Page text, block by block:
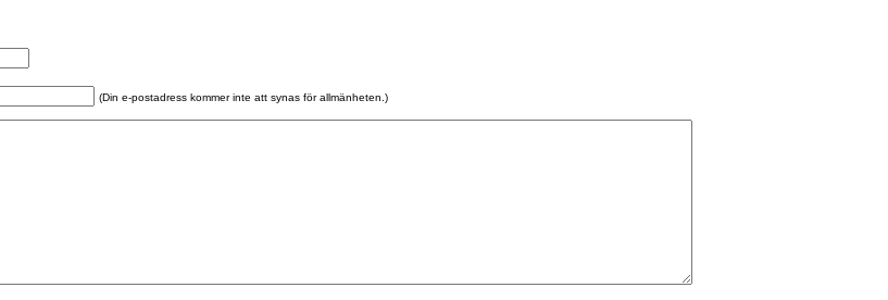
(Din e-postadress kommer inte att synas för allmänheten.)